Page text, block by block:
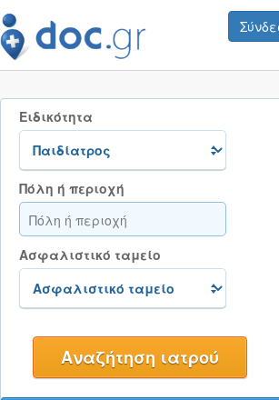
Ειδικότητα
Πόλη ή περιοχή
Ασφαλιστικό ταμείο